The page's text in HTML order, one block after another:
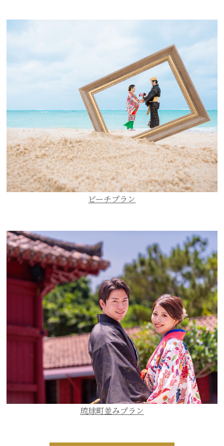
ビーチプラン
琉球町並みプラン